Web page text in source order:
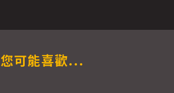
您可能喜歡...